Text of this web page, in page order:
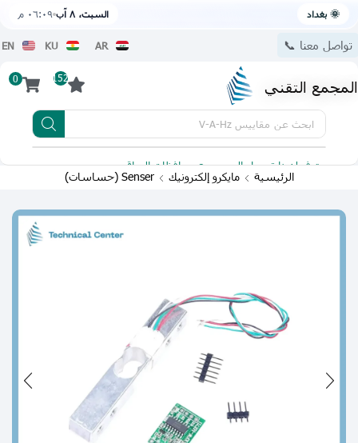
🌞 بغداد السبت، ٨ آب ٠٦:٠٩ م
تواصل معنا 📞 AR
KU
EN
المجمع التقني 152
0
ابحث عن مقاييس V-A-Hz
يتوفر لدينا توصيل الى جميع محافظات العراق
الرئيسية مايكرو إلكترونيك Senser (حساسات)